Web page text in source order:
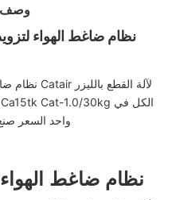
وصف
نظام ضاغط الهواء لتزويد